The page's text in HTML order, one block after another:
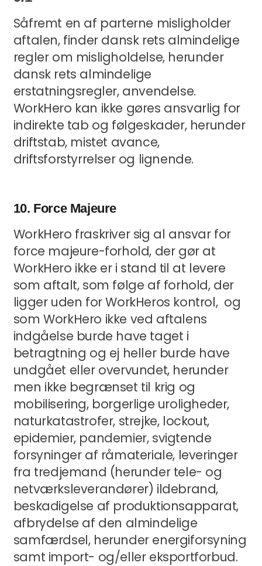
Såfremt en af parterne misligholder
aftalen, finder dansk rets almindelige
regler om misligholdelse, herunder
dansk rets almindelige
erstatningsregler, anvendelse.
WorkHero kan ikke gøres ansvarlig for
indirekte tab og følgeskader, herunder
driftstab, mistet avance,
driftsforstyrrelser og lignende.
10. Force Majeure
WorkHero fraskriver sig al ansvar for
force majeure-forhold, der gør at
WorkHero ikke er i stand til at levere
som aftalt, som følge af forhold, der
ligger uden for WorkHeros kontrol, og
som WorkHero ikke ved aftalens
indgåelse burde have taget i
betragtning og ej heller burde have
undgået eller overvundet, herunder
men ikke begrænset til krig og
mobilisering, borgerlige uroligheder,
naturkatastrofer, strejke, lockout,
epidemier, pandemier, svigtende
forsyninger af råmateriale, leveringer
fra tredjemand (herunder tele- og
netværksleverandører) ildebrand,
beskadigelse af produktionsapparat,
afbrydelse af den almindelige
samfærdsel, herunder energiforsyning
samt import- og/eller eksportforbud.